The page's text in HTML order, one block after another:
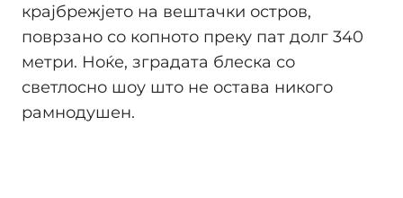
крајбрежјето на вештачки остров,
поврзано со копното преку пат долг 340
метри. Ноќе, зградата блеска со
светлосно шоу што не остава никого
рамнодушен.